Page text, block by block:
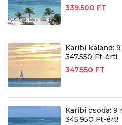
339.500 FT
Karibi kaland:
347.550 Ft-ért!
347.550 FT
Karibi csoda: 9
345.950 Ft-ért!